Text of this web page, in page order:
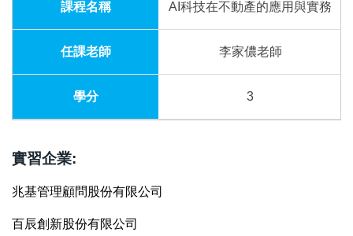
AI科技在不動產的應用與實務
李家儂老師
3
實習企業:
兆基管理顧問股份有限公司
百辰創新股份有限公司